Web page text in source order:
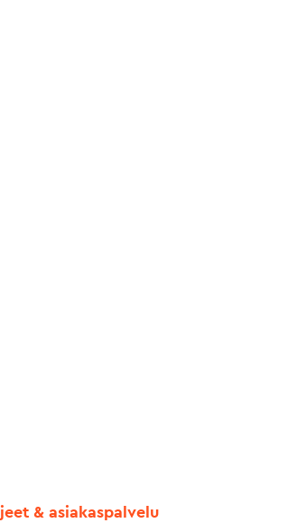
& asiakaspalvelu